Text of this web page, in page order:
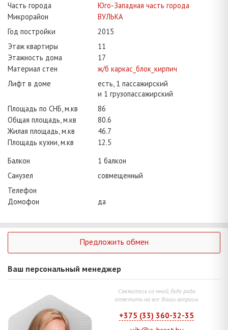
Часть города
Юго-Западная часть города
Микрорайон
ВУЛЬКА
Год постройки
2015
Этаж квартиры
11
Этажность дома
17
Материал стен
ж/б каркас_блок_кирпич
Лифт в доме
есть, 1 пассажирский
и 1 грузопассажирский
Площадь по СНБ, м.кв
86
Общая площадь, м.кв
80.6
Жилая площадь, м.кв
46.7
Площадь кухни, м.кв
12.5
Балкон
1 балкон
Санузел
совмещенный
Телефон
Домофон
да
Предложить обмен
Ваш персональный менеджер
Свяжитесь со мной, буду рада
ответить на все Ваши вопросы
+375 (33) 360-32-35